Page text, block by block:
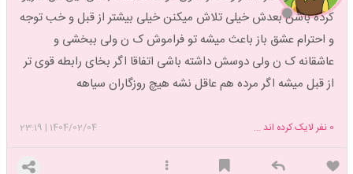
کرده باشن بعدش خیلی تلاش میکنن خیلی بیشتر از قبل و خب توجه
و احترام عشق باز باعث میشه تو فراموش ک ن ولی ببخشی و
عاشقانه ک ن ولی دوسش داشته باشی اتفاقا اگر بخای رابطه قوی تر
از قبل میشه اگر مرده هم عاقل نشه هیچ روزگاران سیاهه
1404/02/04
|
23:19 0 نفر لایک کرده اند ...